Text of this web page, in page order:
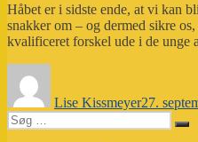
Håbet er i sidste ende, at vi kan
snakker om – og dermed sikre
kvalificeret forskel ude i de unge
Lise Kissmeyer27.
Søg
efter:
Søg